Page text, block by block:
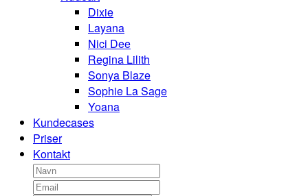
Dixie
Layana
Nici Dee
Regina Lilith
Sonya Blaze
Sophie La Sage
Yoana
Kundecases
Priser
Kontakt